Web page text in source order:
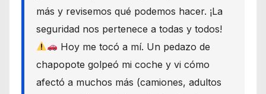
más y revisemos qué podemos hacer. ¡La
seguridad nos pertenece a todas y todos!
Hoy me tocó a mí. Un pedazo de
chapopote golpeó mi coche y vi cómo
afectó a muchos más (camiones, adultos